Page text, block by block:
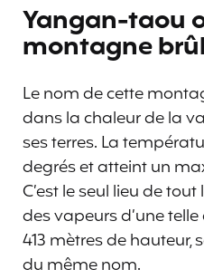
Yangan-taou
montagne
Le nom de cette
dans la chaleur de la
ses terres. La
degrés et atteint un
C’est le seul lieu de
des vapeurs d’une
413 mètres de
du même nom.